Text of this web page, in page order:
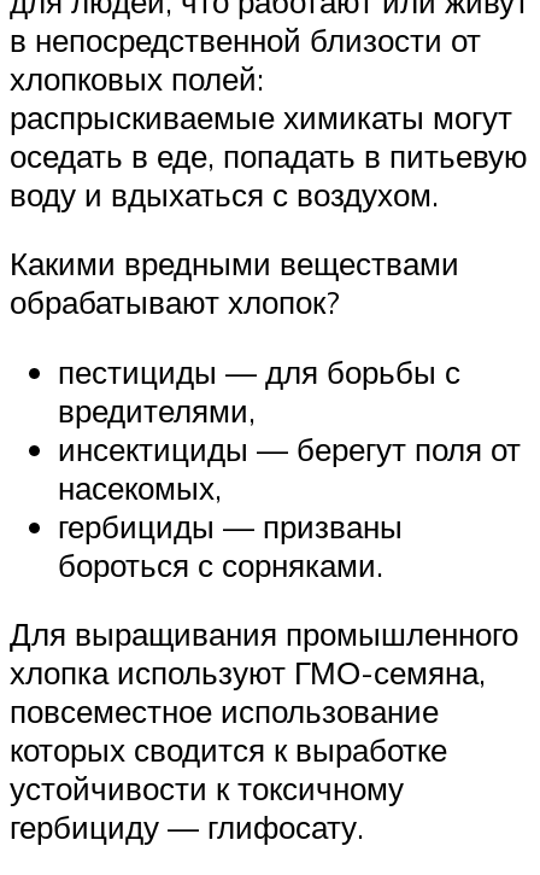
в непосредственной близости от
хлопковых полей:
распрыскиваемые химикаты могут
оседать в еде, попадать в питьевую
воду и вдыхаться с воздухом.
Какими вредными веществами
обрабатывают хлопок?
пестициды — для борьбы с
вредителями,
инсектициды — берегут поля от
насекомых,
гербициды — призваны
бороться с сорняками.
Для выращивания промышленного
хлопка используют ГМО-семяна,
повсеместное использование
которых сводится к выработке
устойчивости к токсичному
гербициду — глифосату.